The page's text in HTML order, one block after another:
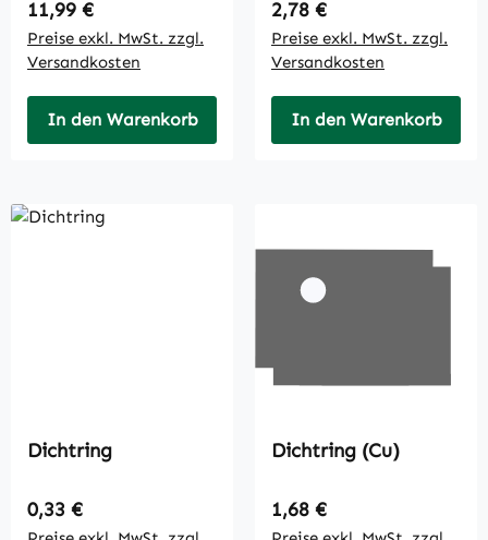
Regulärer Preis:
11,99 €
Preise exkl. MwSt. zzgl.
Versandkosten
In den Warenkorb
Regulärer Preis:
2,78 €
Preise exkl. MwSt. zzgl.
Versandkosten
In den Warenkorb
Dichtring
Regulärer Preis:
0,33 €
Dichtring (Cu)
Regulärer Preis:
1,68 €